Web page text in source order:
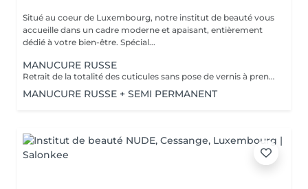
Situé au coeur de Luxembourg, notre institut de beauté vous
accueille dans un cadre moderne et apaisant, entièrement
dédié à votre bien-être. Spécial...
MANUCURE RUSSE
Retrait de la totalité des cuticules sans pose de vernis à prendre en plus
MANUCURE RUSSE + SEMI PERMANENT